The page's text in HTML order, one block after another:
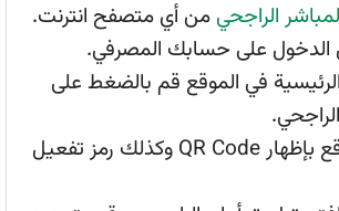
الراجحي من أي متصفح انترنت.
على حسابك المصرفي.
في الموقع قم بالضغط على
سيقوم الموقع بإظهار QR Code وكذلك رمز تفعيل